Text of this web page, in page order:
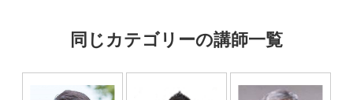
同じカテゴリーの講師一覧